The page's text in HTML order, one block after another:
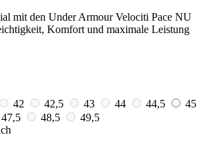
mit den Under Armour Velociti Pace NU
Komfort und maximale Leistung
42 42,5 43 44 44,5
45
47,5 48,5
49,5